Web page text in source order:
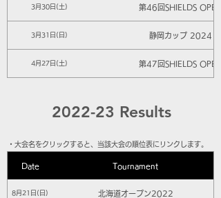
3月30日(土) 第46回SHIELDS OPEN
3月31日(日) 静岡カップ 2024
4月27日(土) 第47回SHIELDS OPEN
2022-23 Results
​・大会名をクリックすると、当該大会の順位表にリンクします。
Date Tournament
8月21日(日) 北海道オープン2022